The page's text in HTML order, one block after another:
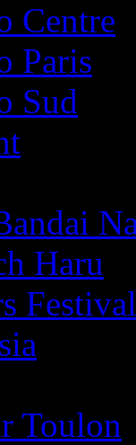
Centre
Paris
Sud
Haru
Festival
Toulon